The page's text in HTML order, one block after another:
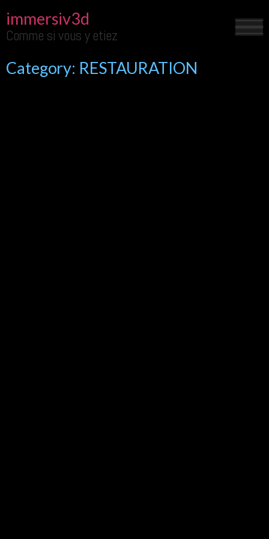
immersiv3d
Comme si vous y etiez
Category: RESTAURATION